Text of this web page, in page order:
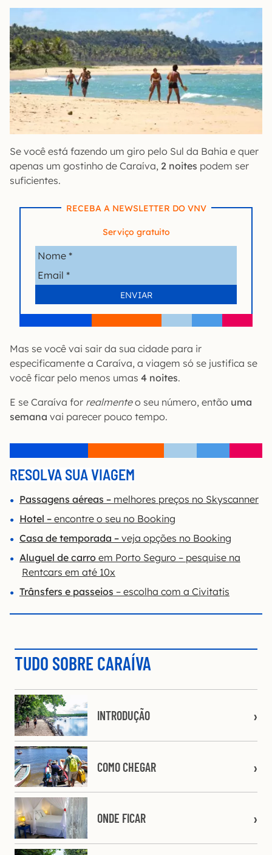
Se você está fazendo um giro pelo Sul da Bahia e quer
apenas um gostinho de Caraíva, 2 noites podem ser
suficientes.
RECEBA A NEWSLETTER DO VNV
Serviço gratuito
Mas se você vai sair da sua cidade para ir
especificamente a Caraíva, a viagem só se justifica se
você ficar pelo menos umas 4 noites.
E se Caraíva for realmenteo seu número, então uma
semana vai parecer pouco tempo.
RESOLVA SUA VIAGEM
Passagens aéreas – melhores preços no Skyscanner
Hotel – encontre o seu no Booking
Casa de temporada – veja opções no Booking
Aluguel de carro em Porto Seguro – pesquise na
Rentcars em até 10x
Trânsfers e passeios – escolha com a Civitatis
TUDO SOBRE CARAÍVA
INTRODUÇÃO
COMO CHEGAR
ONDE FICAR